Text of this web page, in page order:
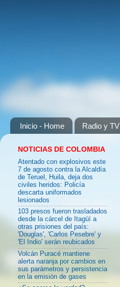
Inicio - Home Radio y TV
NOTICIAS DE COLOMBIA
Atentado con explosivos este
7 de agosto contra la Alcaldía
de Teruel, Huila, deja dos
civiles heridos: Policía
descarta uniformados
lesionados
103 presos fueron trasladados
desde la cárcel de Itagüí a
otras prisiones del país:
'Douglas', 'Carlos Pesebre' y
'El Indio' serán reubicados
Volcán Puracé mantiene
alerta naranja por cambios en
sus parámetros y persistencia
en la emisión de gases